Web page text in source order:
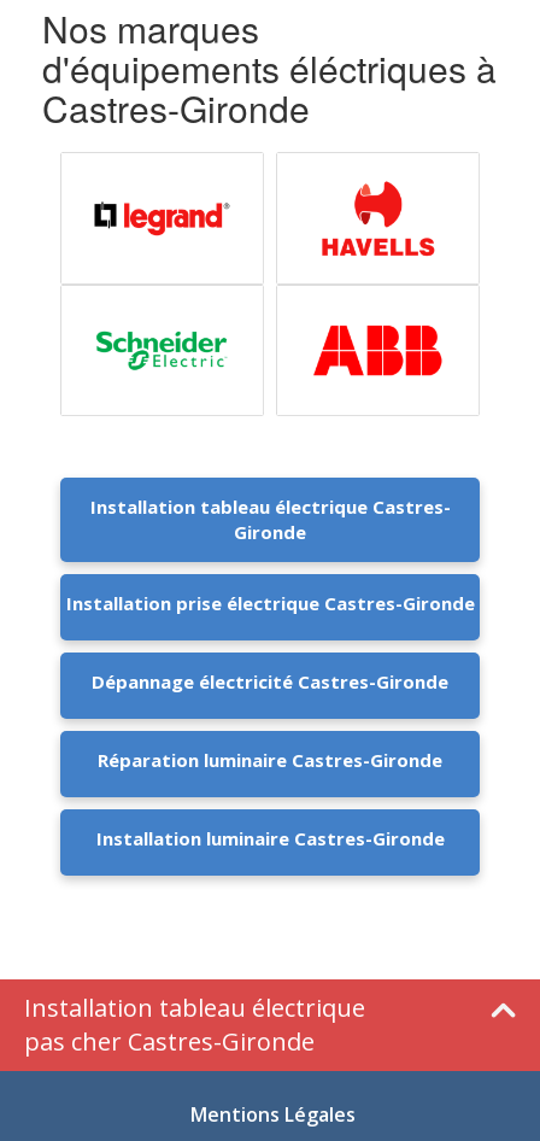
Nos marques
d'équipements éléctriques à
Castres-Gironde
Installation tableau électrique Castres-
Gironde
Installation prise électrique Castres-Gironde
Dépannage électricité Castres-Gironde
Réparation luminaire Castres-Gironde
Installation luminaire Castres-Gironde
Installation tableau électrique
pas cher Castres-Gironde
Mentions Légales